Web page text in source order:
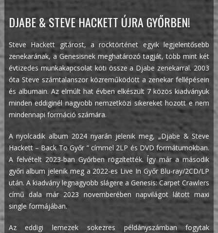
DJABE & STEVE HACKETT ÚJRA GYŐRBEN!
Steve Hackett gitárost, a rocktörténet egyik legjelentősebb
zenekarának, a Genesisnek meghatározó tagját, több mint két
évtizedes munkakapcsolat köti össze a Djabe zenekarral. 2003
óta Steve számtalanszor közreműködött a zenekar fellépésein
és albumain. Az elmúlt hat évben elkészült 7 közös kiadványuk
minden eddiginél nagyobb nemzetközi sikereket hozott e nem
mindennapi formáció számára.
A nyolcadik album 2024 nyarán jelenik meg, „Djabe & Steve
Hackett – Back To Győr ” címmel 2LP és DVD formátumokban.
A felvételt 2023-ban Győrben rögzítették. Így már a második
győri album jelenik meg a 2022-es Live In Győr Blu-ray/2CD/LP
után. A kiadvány legnagyobb slágere a Genesis: Carpet Crawlers
című dala már 2023 novemberében napvilágot látott maxi
single formájában.
Az eddigi lemezek sokezres példányszámban fogytak